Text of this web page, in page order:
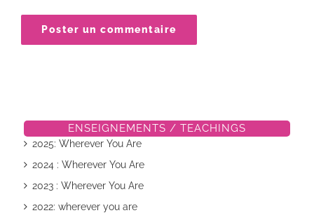
ENSEIGNEMENTS / TEACHINGS
2025: Wherever You Are
2024 : Wherever You Are
2023 : Wherever You Are
2022: wherever you are